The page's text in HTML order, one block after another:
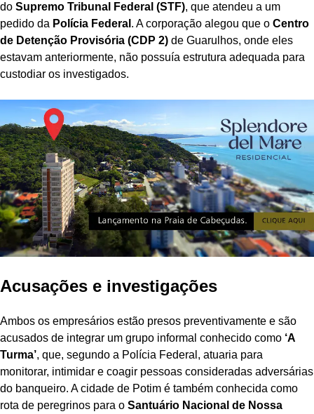
do Supremo Tribunal Federal (STF), que atendeu a um
pedido da Polícia Federal . A corporação alegou que o Centro
de Detenção Provisória (CDP 2) de Guarulhos, onde eles
estavam anteriormente, não possuía estrutura adequada para
custodiar os investigados.
Acusações e investigações
Ambos os empresários estão presos preventivamente e são
acusados de integrar um grupo informal conhecido como ‘A
Turma’, que, segundo a Polícia Federal, atuaria para
monitorar, intimidar e coagir pessoas consideradas adversárias
do banqueiro. A cidade de Potim é também conhecida como
rota de peregrinos para o Santuário Nacional de Nossa